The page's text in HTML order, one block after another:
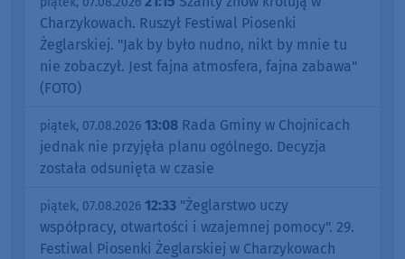
Charzykowach. Ruszył Festiwal Piosenki
Żeglarskiej. "Jak by było nudno, nikt by mnie tu
nie zobaczył. Jest fajna atmosfera, fajna zabawa"
(FOTO)
piątek, 07.08.2026 13:08 Rada Gminy w Chojnicach
jednak nie przyjęła planu ogólnego. Decyzja
została odsunięta w czasie
piątek, 07.08.2026 12:33 "Żeglarstwo uczy
współpracy, otwartości i wzajemnej pomocy". 29.
Festiwal Piosenki Żeglarskiej w Charzykowach